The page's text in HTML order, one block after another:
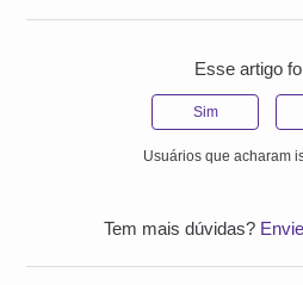
Esse artigo
Sim
Usuários que acharam
Tem mais dúvidas?